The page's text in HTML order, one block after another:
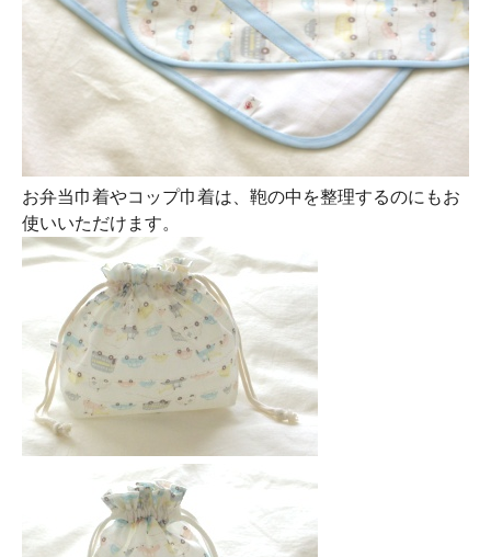
お弁当巾着やコップ巾着は、鞄の中を整理するのにもお
使いいただけます。